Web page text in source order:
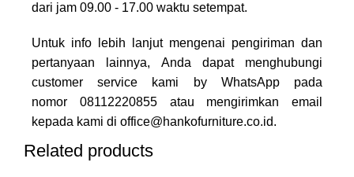
dari jam 09.00 - 17.00 waktu setempat.
Untuk info lebih lanjut mengenai pengiriman dan
pertanyaan lainnya, Anda dapat menghubungi
customer service kami by WhatsApp pada
nomor 08112220855 atau mengirimkan email
kepada kami di office@hankofurniture.co.id.
Related products